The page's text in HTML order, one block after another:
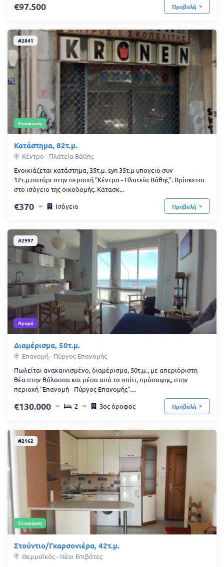
97.500 Προβολή
#2841
Ενοικίαση
Κατάστημα, 82τ.μ.
Κέντρο - Πλατεία Βάθης
Ενοικιάζεται κατάστημα, 35τ.μ. syn 35τ.μ υπογειο συν
12τ.μ.πατάρι στην περιοχή "Κέντρο - Πλατεία Βάθης". Βρίσκεται
στο ισόγειο της οικοδομής. Κατασκ...
370 Ισόγειο Προβολή
#2997
Αγορά
Διαμέρισμα, 50τ.μ.
Επανομή - Πύργος Επανομής
Πωλείται ανακαινισμένο, διαμέρισμα, 50τ.μ., με απεριόριστη
θέα στην θάλασσα και μέσα από το σπίτι, πρόσοψης, στην
περιοχή "Επανομή - Πύργος Επανομής"....
130.000 2 3ος όροφος Προβολή
#2162
Ενοικίαση
Στούντιο/Γκαρσονιέρα, 42τ.μ.
Θερμαϊκός - Νέοι Επιβάτες